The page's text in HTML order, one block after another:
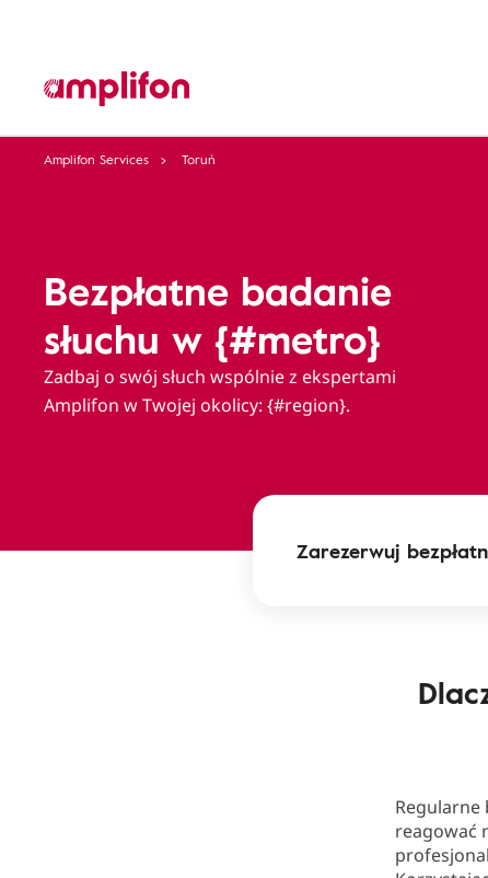
Amplifon Services Toruń
Bezpłatne badanie
słuchu w {#metro}
Zadbaj o swój słuch wspólnie z ekspertami
Amplifon w Twojej okolicy: {#region}.
Zarezerwuj
Regularne
reagować